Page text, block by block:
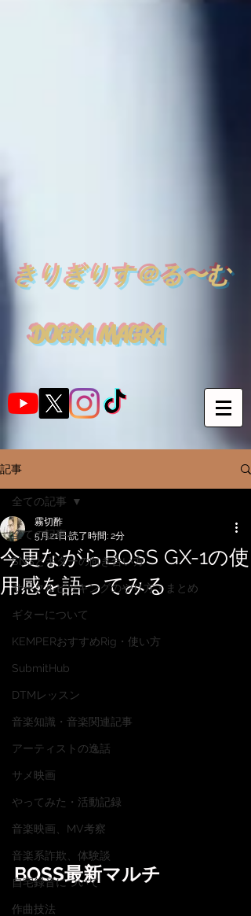
​きりぎりす＠る〜む
DOGRA MAGRA
記事
全ての記事
SNSとギターの向き合い方
サークルピッキングのやり方・まとめ
ギターについて
KEMPERおすすめRig・使い方
SubmitHub
DTMレッスン
音楽知識・音楽関連記事
アーティストの逸話
サメ映画
やってみた・活動記録
音楽映画、MV考察
音楽系詐欺、体験談
自宅録音について
作曲技法
全ての記事
今更ながらBOSS GX-1の使
用感を語ってみる
霧切酢
5月21日 読了時間: 2分
BOSS最新マルチ